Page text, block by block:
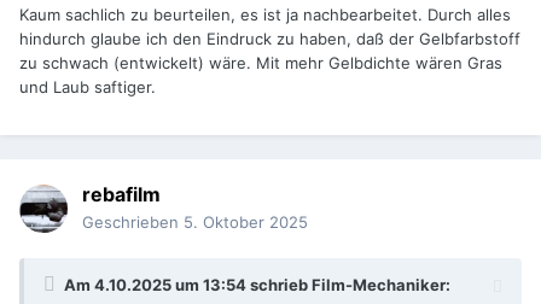
Kaum sachlich zu beurteilen, es ist ja nachbearbeitet. Durch alles
hindurch glaube ich den Eindruck zu haben, daß der Gelbfarbstoff
zu schwach (entwickelt) wäre. Mit mehr Gelbdichte wären Gras
und Laub saftiger.
rebafilm
Geschrieben 5. Oktober 2025
Am 4.10.2025 um 13:54 schriebFilm-Mechaniker: